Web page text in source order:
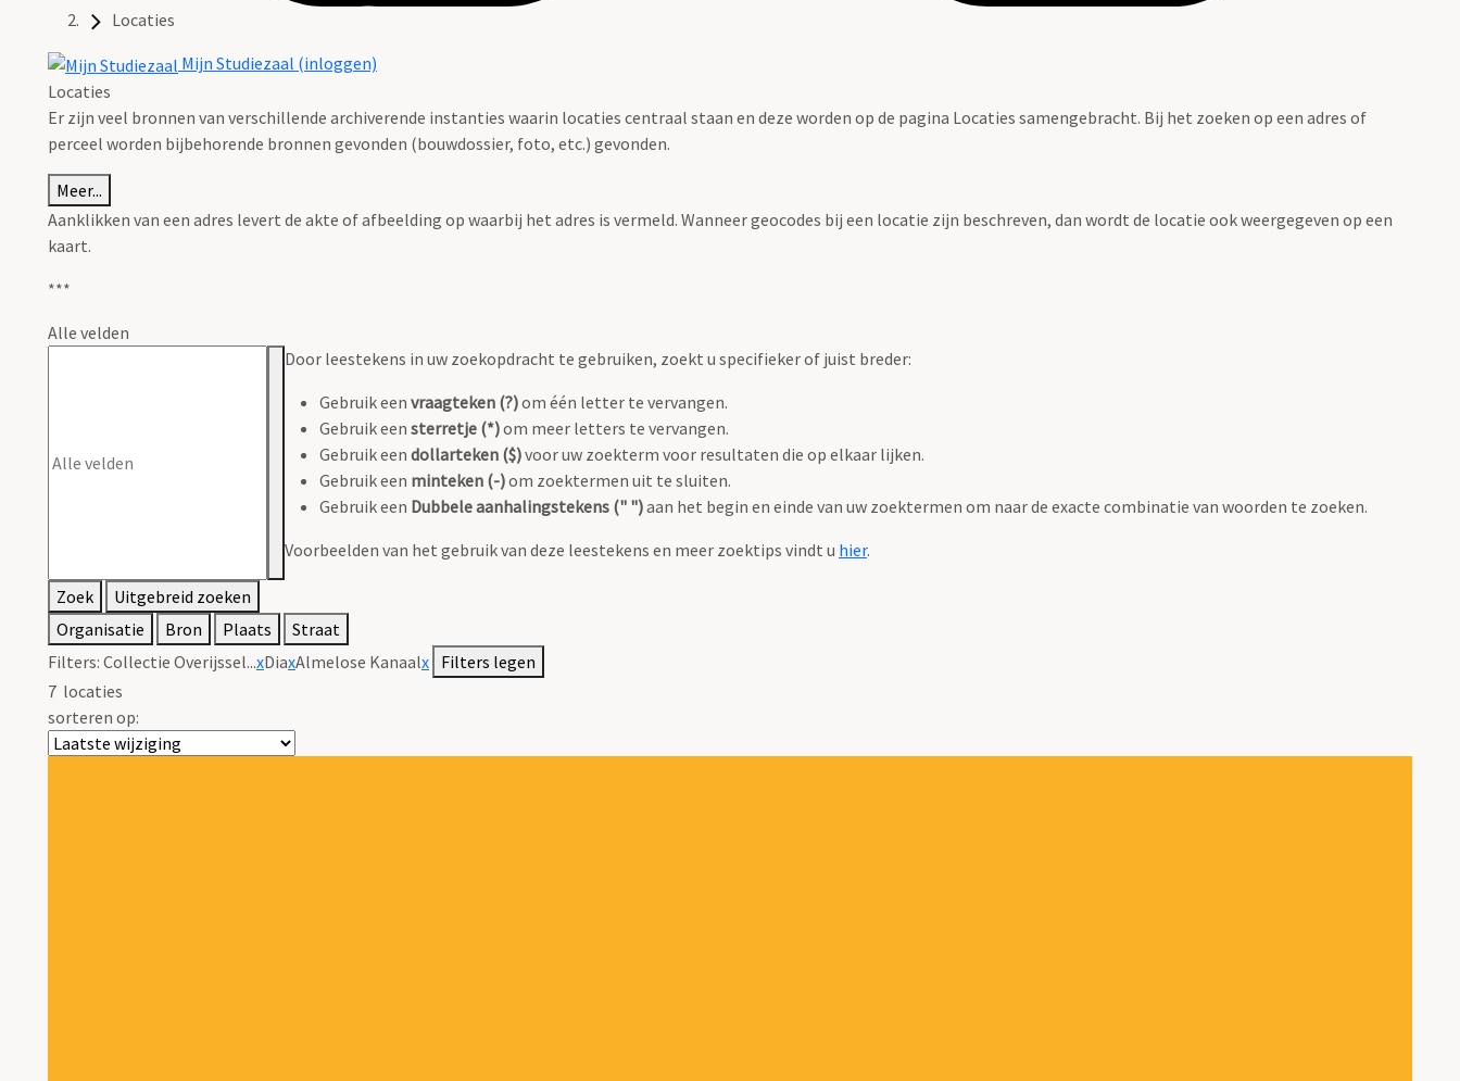
Locaties
Mijn Studiezaal (inloggen)
Locaties
Er zijn veel bronnen van verschillende archiverende instanties waarin locaties centraal staan en deze worden op de pagina Locaties samengebracht. Bij het zoeken op een adres of
perceel worden bijbehorende bronnen gevonden (bouwdossier, foto, etc.) gevonden.
Meer...
Aanklikken van een adres levert de akte of afbeelding op waarbij het adres is vermeld. Wanneer geocodes bij een locatie zijn beschreven, dan wordt de locatie ook weergegeven op een
kaart.
***
Alle velden
Door leestekens in uw zoekopdracht te gebruiken, zoekt u specifieker of juist breder:
Gebruik een vraagteken (?)om één letter te vervangen.
Gebruik een sterretje (*)om meer letters te vervangen.
Gebruik een dollarteken ($)voor uw zoekterm voor resultaten die op elkaar lijken.
Gebruik een minteken (-)om zoektermen uit te sluiten.
Gebruik een Dubbele aanhalingstekens (" ")aan het begin en einde van uw zoektermen om naar de exacte combinatie van woorden te zoeken.
Voorbeelden van het gebruik van deze leestekens en meer zoektips vindt u hier.
Zoek
Uitgebreid zoeken
Organisatie
Bron Plaats
Straat
Filters: Collectie Overijssel...xDiaxAlmelose Kanaalx Filters legen
7 locaties
sorteren op: